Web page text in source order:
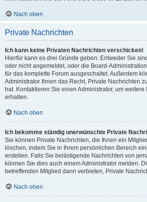
Nach oben
Private Nachrichten
Ich kann keine Privaten Nachrichten verschicken!
Hierfür kann es drei Gründe geben: Entweder Sie
oder nicht angemeldet, oder die Board-
für das komplette Forum ausgeschaltet. Außerdem
Administrator Ihnen das Recht, Private Nachrichten
hat. Kontaktieren Sie einen Administrator, um weitere
erhalten.
Nach oben
Ich bekomme ständig unerwünschte Private
Sie können Private Nachrichten, die Ihnen ein
löschen, indem Sie in Ihrem persönlichen Bereich
erstellen. Falls Sie belästigende Nachrichten von
können Sie dies auch einem Administrator melden.
betreffenden Mitglied dann verbieten, Private
Nach oben